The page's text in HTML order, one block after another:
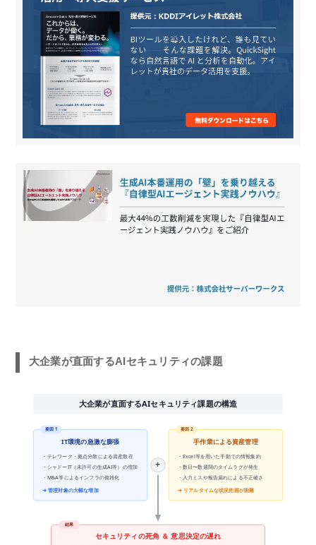
大企業が直面するAIセキュリティの課題
大企業が直面するAIセキュリティ課題の構造
IT環境の急激な膨張
・テレワーク・拠点分散による資産散在
・シャドーIT（未許可の生成AI等）の増加
・M&A等によるインフラの複雑化
➔ 管理対象の大幅な増加
要因 1
+
手作業による資産管理
・Excel等を用いた手動での情報集約
・数日〜数週間のタイムラグが発生
・入力ミスや報告漏れによる不正確さ
➔ リアルタイムな状況把握が困難
要因 2
セキュリティの死角 ＆ 意思決定の遅れ
結果